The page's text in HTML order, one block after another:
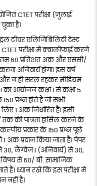
CTET परीक्षा (जुलाई
है।
टीचर एलिजिबिलिटी टेस्ट
परीक्षा में क्वालीफाई करने
60 प्रतिशत अंक और एससी/
अनिवार्य होगा। इस वर्ष
और न ही सरल रहकर मीडियम
का आयोजन कक्षा 1 से कक्षा 5
प्रश्न होते हैं जो सभी
1 अंक निर्धारित है। इसी
की पात्रता हासिल करने के
प्रकार के 150 प्रश्न पूछे
अंक प्रदान किया जाता है। पेपर
30, लैंग्वेज I (अनिवार्य) से 30,
से 60/ बी. सामाजिक
हैं। ध्यान रखें कि इस परीक्षा में
नहीं है।